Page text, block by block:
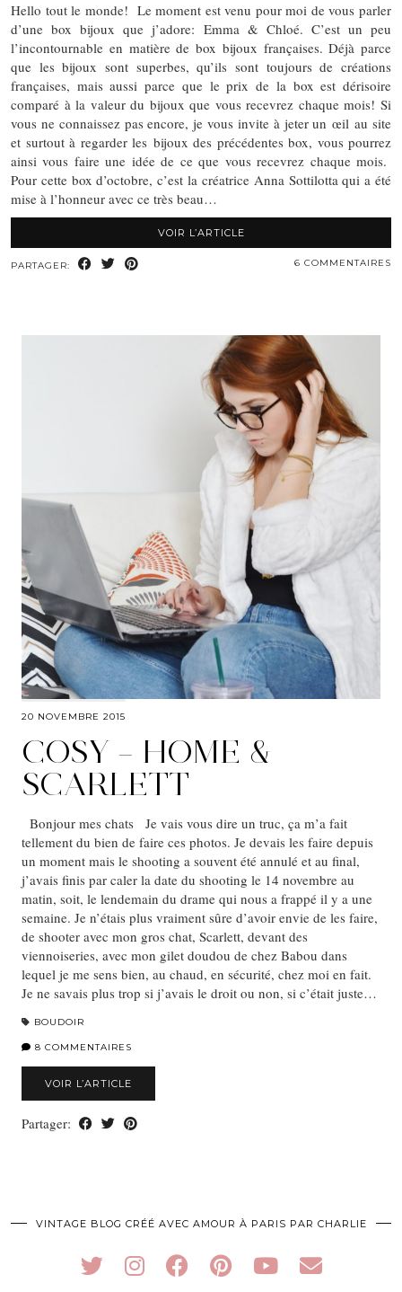
Hello tout le monde! Le moment est venu pour moi de vous parler
d’une box bijoux que j’adore: Emma & Chloé. C’est un peu
l’incontournable en matière de box bijoux françaises. Déjà parce
que les bijoux sont superbes, qu’ils sont toujours de créations
françaises, mais aussi parce que le prix de la box est dérisoire
comparé à la valeur du bijoux que vous recevrez chaque mois! Si
vous ne connaissez pas encore, je vous invite à jeter un œil au site
et surtout à regarder les bijoux des précédentes box, vous pourrez
ainsi vous faire une idée de ce que vous recevrez chaque mois.
Pour cette box d’octobre, c’est la créatrice Anna Sottilotta qui a été
mise à l’honneur avec ce très beau…
VOIR L’ARTICLE
PARTAGER: 6 COMMENTAIRES
20 NOVEMBRE 2015
COSY – HOME &
SCARLETT
Bonjour mes chats Je vais vous dire un truc, ça m’a fait
tellement du bien de faire ces photos. Je devais les faire depuis
un moment mais le shooting a souvent été annulé et au final,
j’avais finis par caler la date du shooting le 14 novembre au
matin, soit, le lendemain du drame qui nous a frappé il y a une
semaine. Je n’étais plus vraiment sûre d’avoir envie de les faire,
de shooter avec mon gros chat, Scarlett, devant des
viennoiseries, avec mon gilet doudou de chez Babou dans
lequel je me sens bien, au chaud, en sécurité, chez moi en fait.
Je ne savais plus trop si j’avais le droit ou non, si c’était juste…
BOUDOIR
8 COMMENTAIRES
VOIR L’ARTICLE
Partager:
VINTAGE BLOG CRÉÉ AVEC AMOUR À PARIS PAR CHARLIE